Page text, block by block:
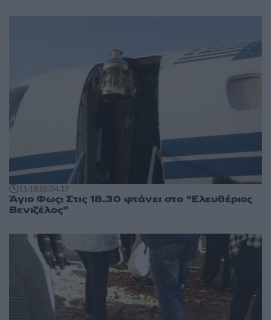
11:1815.04.17
Άγιο Φως: Στις 18.30 φτάνει στο “Ελευθέριος
Βενιζέλος”